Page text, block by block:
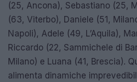
(25, Ancona), Sebastiano (25,
(63, Viterbo), Daniele (51,
Napoli), Adele (49, L’Aquila),
Riccardo (22, Sammichele di
Milano) e Luana (41, Brescia).
alimenta dinamiche